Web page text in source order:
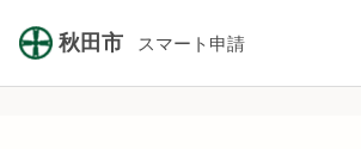
秋田市 スマート申請